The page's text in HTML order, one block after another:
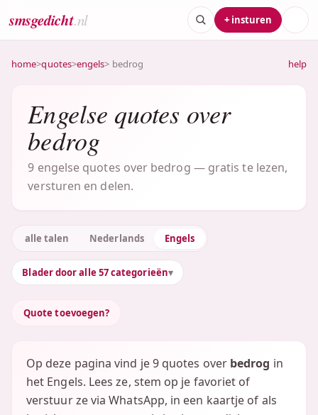
smsgedicht.nl + insturen
home>quotes>engels> bedrog help
Engelse quotes over
bedrog
9 engelse quotes over bedrog — gratis te lezen,
versturen en delen.
alle talen Nederlands Engels
Blader door alle 57 categorieën
Quote toevoegen?
Op deze pagina vind je 9 quotes over bedrog in
het Engels. Lees ze, stem op je favoriet of
verstuur ze via WhatsApp, in een kaartje of als